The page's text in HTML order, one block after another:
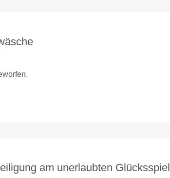
am unerlaubten Glücksspiel